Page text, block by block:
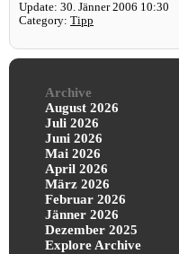
Update: 30. Jänner 2006 10:30
Category: Tipp
Archive
August 2026
Juli 2026
Juni 2026
Mai 2026
April 2026
März 2026
Februar 2026
Jänner 2026
Dezember 2025
Explore Archive